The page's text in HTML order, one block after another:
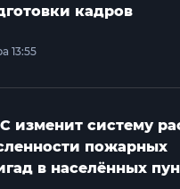
кадров
13:55
изменит систему
пожарных
в населённых